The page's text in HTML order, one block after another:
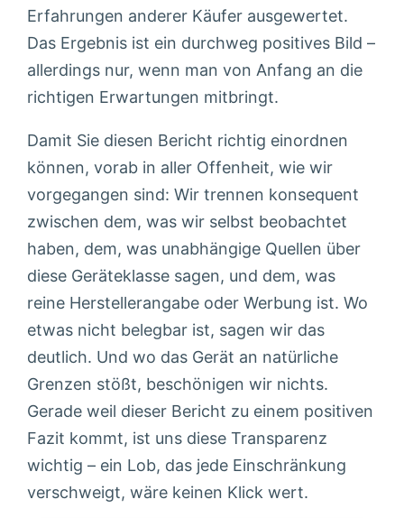
Erfahrungen anderer Käufer ausgewertet.
Das Ergebnis ist ein durchweg positives Bild –
allerdings nur, wenn man von Anfang an die
richtigen Erwartungen mitbringt.
Damit Sie diesen Bericht richtig einordnen
können, vorab in aller Offenheit, wie wir
vorgegangen sind: Wir trennen konsequent
zwischen dem, was wir selbst beobachtet
haben, dem, was unabhängige Quellen über
diese Geräteklasse sagen, und dem, was
reine Herstellerangabe oder Werbung ist. Wo
etwas nicht belegbar ist, sagen wir das
deutlich. Und wo das Gerät an natürliche
Grenzen stößt, beschönigen wir nichts.
Gerade weil dieser Bericht zu einem positiven
Fazit kommt, ist uns diese Transparenz
wichtig – ein Lob, das jede Einschränkung
verschweigt, wäre keinen Klick wert.